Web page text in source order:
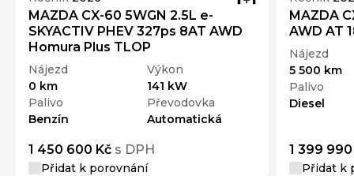
MAZDA CX-60 5WGN 2.5L e-
SKYACTIV PHEV 327ps 8AT AWD
Homura Plus TLOP
Nájezd
0 km
Výkon
141 kW
Palivo
Benzín
Převodovka
Automatická
1 450 600 Kč s DPH
Přidat k porovnání
MAZDA
AWD AT
Nájezd
5 500 km
Palivo
Diesel
1 399 990
Přidat k